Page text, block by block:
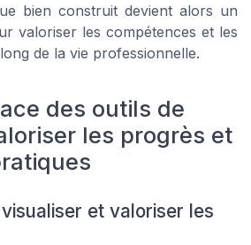
bien construit devient alors un
valoriser les compétences et les
de la vie professionnelle.
des outils de
les progrès et
et valoriser les